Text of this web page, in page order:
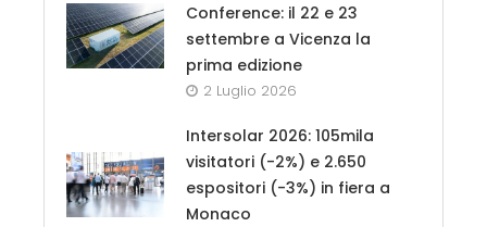
Conference: il 22 e 23
settembre a Vicenza la
prima edizione
2 Luglio 2026
Intersolar 2026: 105mila
visitatori (-2%) e 2.650
espositori (-3%) in fiera a
Monaco